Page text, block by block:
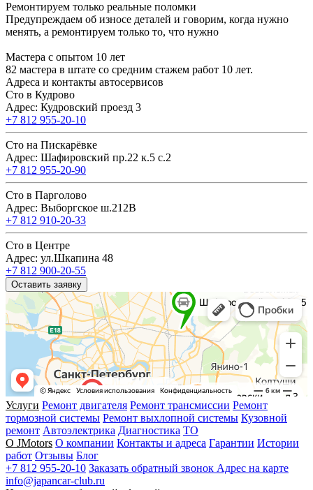
Ремонтируем только реальные поломки
Предупреждаем об износе деталей и говорим, когда нужно
менять, а ремонтируем только то, что нужно
Мастера с опытом 10 лет
82 мастера в штате со средним стажем работ 10 лет.
Адреса и контакты автосервисов
Сто в Кудрово
Адрес: Кудровский проезд 3
+7 812 955-20-10
Сто на Пискарёвке
Адрес: Шафировский пр.22 к.5 с.2
+7 812 955-20-90
Сто в Парголово
Адрес: Выборгское ш.212В
+7 812 910-20-33
Сто в Центре
Адрес: ул.Шкапина 48
+7 812 900-20-55
Оставить заявку
Услуги Ремонт двигателя Ремонт трансмиссии Ремонт
тормозной системы Ремонт выхлопной системы Кузовной
ремонт Автоэлектрика Диагностика ТО
О JMotors О компании Контакты и адреса Гарантии Истории
работ Отзывы Блог
+7 812 955-20-10 Заказать обратный звонок Адрес на карте
info@japancar-club.ru